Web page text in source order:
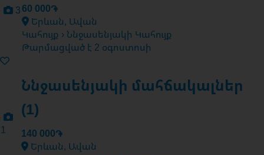
360 000֏
Երևան, Ավան
Կահույք › Ննջասենյակի Կահույք
Թարմացված է 2 օգոստոսի
1
Ննջասենյակի մահճակալներ
(1)
140 000֏
Երևան, Ավան